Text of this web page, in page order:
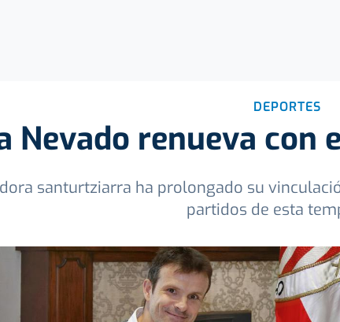
DEPORTES
Nevado renueva
santurtziarra ha prolongado su
partidos de esta